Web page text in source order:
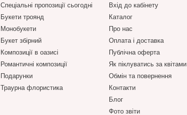
Спеціальні пропозиції сьогодні
Букети троянд
Монобукети
Букет збірний
Композиції в оазисі
Романтичні композиції
Подарунки
Траурна флористика
Вхід до кабінету
Каталог
Про нас
Оплата і доставка
Публічна оферта
Як піклуватись за квітами
Обмін та повернення
Контакти
Блог
Фото звіти